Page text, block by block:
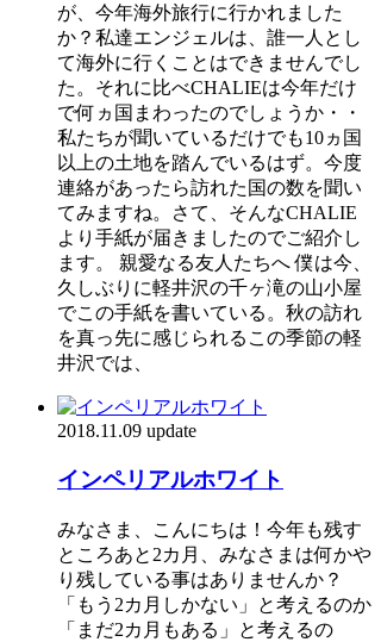
が、今年海外旅行に行かれました
か？私達エンジェルは、誰一人とし
て海外に行くことはできませんでし
た。それに比べCHALIEは今年だけ
で何ヵ国まわったのでしょうか・・
私たちが聞いているだけでも10ヵ国
以上の土地を踏んでいるはず。今度
連絡があったら訪れた国の数を聞い
てみますね。さて、そんなCHALIE
より手紙が届きましたのでご紹介し
ます。 親愛なる友人たちへ 僕は今、
久しぶりに軽井沢の千ヶ滝の山小屋
でこの手紙を書いている。秋の訪れ
を真っ先に感じられるこの季節の軽
井沢では、
2018.11.09 update
インペリアルホワイト
みなさま、こんにちは！今年も残す
ところあと2カ月、みなさまは何かや
り残している事はありませんか？
「もう2カ月しかない」と考えるのか
「まだ2カ月もある」と考えるの